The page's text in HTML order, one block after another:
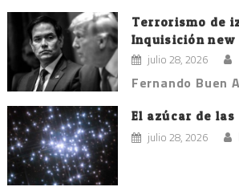
Terrorismo de
Inquisición new
julio 28, 2026
Fernando Buen
El azúcar de
julio 28, 2026